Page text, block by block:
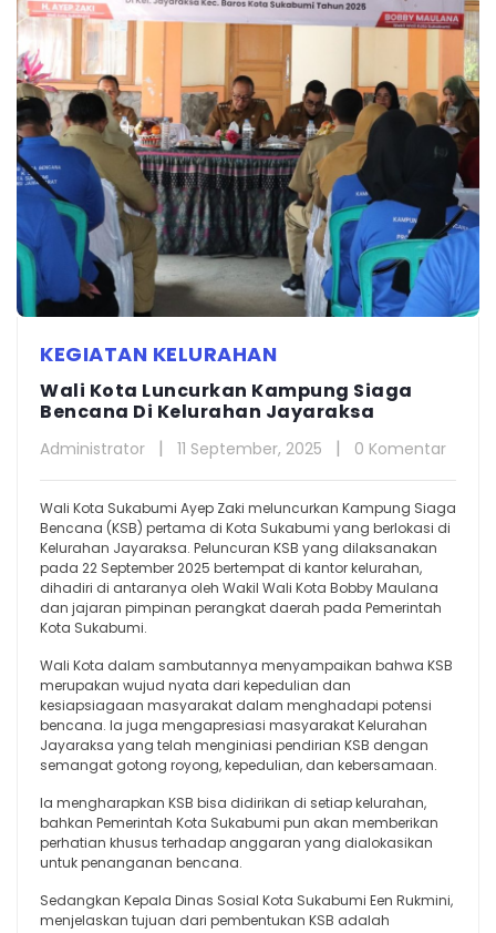
KEGIATAN KELURAHAN
Wali Kota Luncurkan Kampung Siaga
Bencana Di Kelurahan Jayaraksa
Administrator 11 September, 2025 0 Komentar
Wali Kota Sukabumi Ayep Zaki meluncurkan Kampung Siaga
Bencana (KSB) pertama di Kota Sukabumi yang berlokasi di
Kelurahan Jayaraksa. Peluncuran KSB yang dilaksanakan
pada 22 September 2025 bertempat di kantor kelurahan,
dihadiri di antaranya oleh Wakil Wali Kota Bobby Maulana
dan jajaran pimpinan perangkat daerah pada Pemerintah
Kota Sukabumi.
Wali Kota dalam sambutannya menyampaikan bahwa KSB
merupakan wujud nyata dari kepedulian dan
kesiapsiagaan masyarakat dalam menghadapi potensi
bencana. Ia juga mengapresiasi masyarakat Kelurahan
Jayaraksa yang telah menginiasi pendirian KSB dengan
semangat gotong royong, kepedulian, dan kebersamaan.
Ia mengharapkan KSB bisa didirikan di setiap kelurahan,
bahkan Pemerintah Kota Sukabumi pun akan memberikan
perhatian khusus terhadap anggaran yang dialokasikan
untuk penanganan bencana.
Sedangkan Kepala Dinas Sosial Kota Sukabumi Een Rukmini,
menjelaskan tujuan dari pembentukan KSB adalah